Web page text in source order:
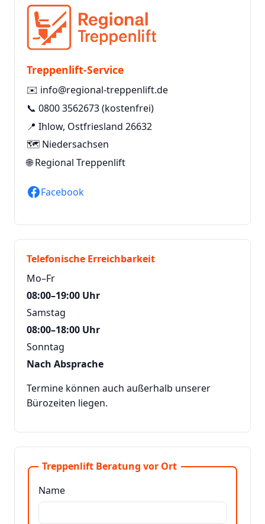
Treppenlift-Service
✉️ info@regional-treppenlift.de
📞 0800 3562673(kostenfrei)
📍 Ihlow, Ostfriesland 26632
🗺️ Niedersachsen
🌐Regional Treppenlift
Facebook
Telefonische Erreichbarkeit
Mo–Fr
08:00–19:00 Uhr
Samstag
08:00–18:00 Uhr
Sonntag
Nach Absprache
Termine können auch außerhalb unserer
Bürozeiten liegen.
Treppenlift Beratung vor Ort
Name